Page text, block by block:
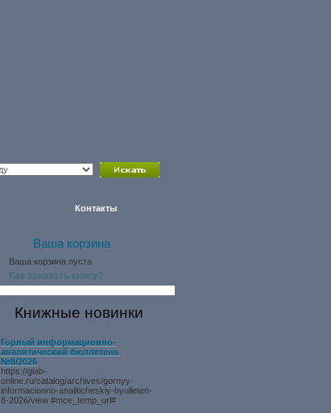
Контакты
Ваша корзина
Ваша корзина пуста
Как заказать книгу?
Книжные новинки
Горный информационно-
аналитический бюллетень
№8/2026
https://giab-
online.ru/catalog/archives/gornyy-
informacionno-analiticheskiy-byulleten-
8-2026/view #mce_temp_url#